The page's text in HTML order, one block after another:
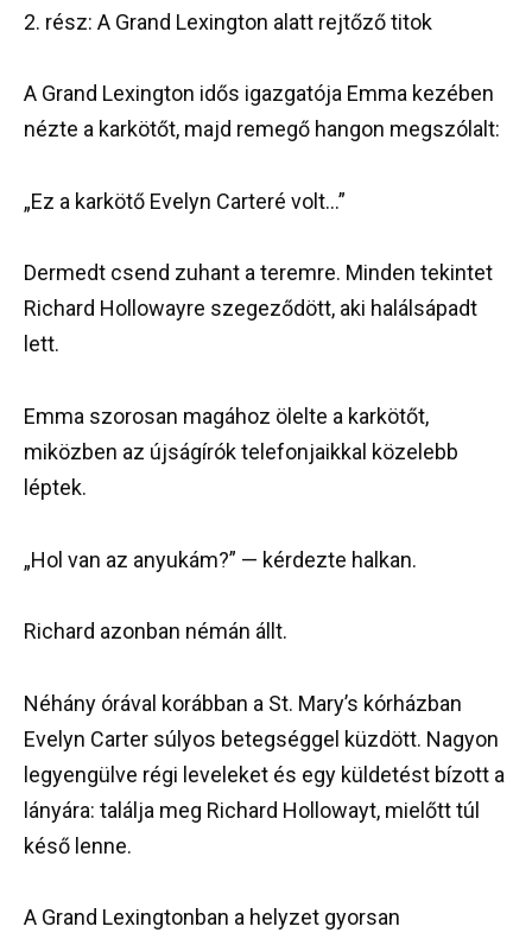
2. rész: A Grand Lexington alatt rejtőző titok
A Grand Lexington idős igazgatója Emma kezében
nézte a karkötőt, majd remegő hangon megszólalt:
„Ez a karkötő Evelyn Carteré volt…”
Dermedt csend zuhant a teremre. Minden tekintet
Richard Hollowayre szegeződött, aki halálsápadt
lett.
Emma szorosan magához ölelte a karkötőt,
miközben az újságírók telefonjaikkal közelebb
léptek.
„Hol van az anyukám?” — kérdezte halkan.
Richard azonban némán állt.
Néhány órával korábban a St. Mary’s kórházban
Evelyn Carter súlyos betegséggel küzdött. Nagyon
legyengülve régi leveleket és egy küldetést bízott a
lányára: találja meg Richard Hollowayt, mielőtt túl
késő lenne.
A Grand Lexingtonban a helyzet gyorsan